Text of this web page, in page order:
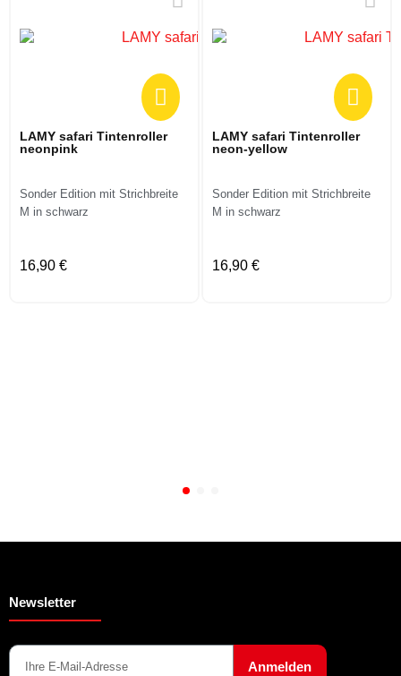
LAMY safari Tintenroller
neonpink
Sonder Edition mit Strichbreite
M in schwarz
16,90 €
LAMY safari Tintenroller
neon-yellow
Sonder Edition mit Strichbreite
M in schwarz
16,90 €
Newsletter
Anmelden